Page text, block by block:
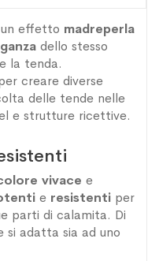
effetto madreperla
dello stesso
la tenda.
creare diverse
delle tende nelle
e strutture ricettive.
vivace e
e resistenti per
parti di calamita. Di
si adatta sia ad uno